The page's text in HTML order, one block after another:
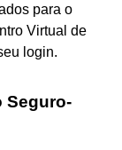
para o
Virtual de
login.
Seguro-